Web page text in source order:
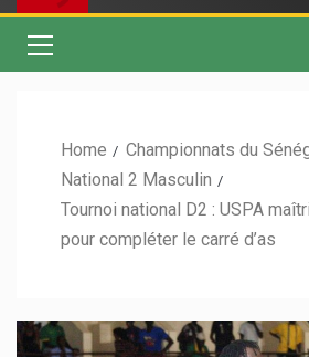
Home
Championnats du
National 2 Masculin
Tournoi national D2 : USPA
pour compléter le carré d’as